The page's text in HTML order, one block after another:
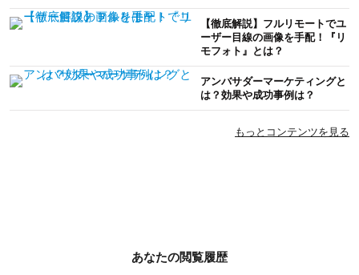
【徹底解説】フルリモートでユ
ーザー目線の画像を手配！『リ
モフォト』とは？
アンバサダーマーケティングと
は？効果や成功事例は？
もっとコンテンツを見る
あなたの閲覧履歴